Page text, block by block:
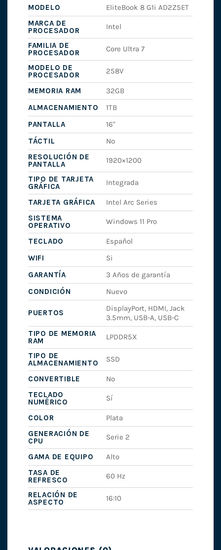
MODELO
EliteBook 8 G1i AD2Z5ET
MARCA DE
PROCESADOR
Intel
FAMILIA DE
PROCESADOR
Core Ultra 7
MODELO DE
PROCESADOR
258V
MEMORIA RAM
32GB
ALMACENAMIENTO
1TB
PANTALLA
16"
TÁCTIL
No
RESOLUCIÓN DE
PANTALLA
1920×1200
TIPO DE TARJETA
GRÁFICA
Integrada
TARJETA GRÁFICA
Intel Arc Series
SISTEMA
OPERATIVO
Windows 11 Pro
TECLADO
Español
WIFI
Si
GARANTÍA
3 Años de garantía
CONDICIÓN
Nuevo
PUERTOS
DisplayPort, HDMI, Jack
3.5mm, USB-A, USB-C
TIPO DE MEMORIA
RAM
LPDDR5X
TIPO DE
ALMACENAMIENTO
SSD
CONVERTIBLE
No
TECLADO
NUMÉRICO
Sí
COLOR
Plata
GENERACIÓN DE
CPU
Serie 2
GAMA DE EQUIPO
Alto
TASA DE
REFRESCO
60 Hz
RELACIÓN DE
ASPECTO
16:10